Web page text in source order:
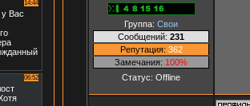
Группа: Свои
Сообщений: 231
Репутация: 362
Замечания: 100%
Статус: Offline